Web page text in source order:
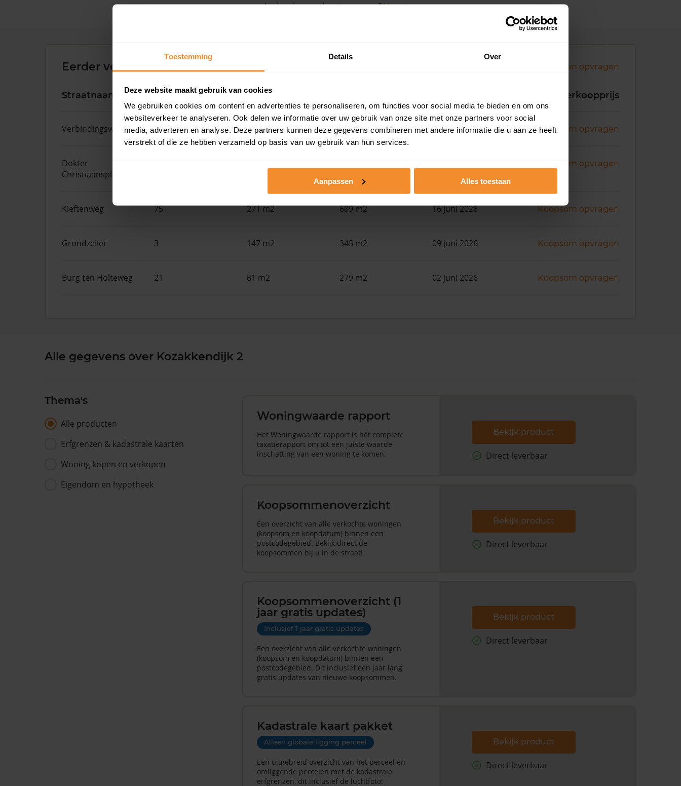
Toestemming Details Over
Deze website maakt gebruik van cookies
We gebruiken cookies om content en advertenties te personaliseren, om functies voor social media te bieden en om ons
websiteverkeer te analyseren. Ook delen we informatie over uw gebruik van onze site met onze partners voor social
media, adverteren en analyse. Deze partners kunnen deze gegevens combineren met andere informatie die u aan ze heeft
verstrekt of die ze hebben verzameld op basis van uw gebruik van hun services.
Aanpassen Alles toestaan
Andere kenmerken toevoegen?Voeg toe
Eerder verkochte woningen in de buurt Andere koopsommen opvragen
Straatnaam Huisnr. Woonoppervlak Verkoopprijs
Verbindingsweg 2 173 m2 671 m2 29 juni 2026 Koopsom opvragen
Dokter
Christiaansplein
Koopsom opvragen
Kieftenweg 75 271 m2 689 m2 16 juni 2026 Koopsom opvragen
Grondzeiler 3 147 m2 345 m2 09 juni 2026 Koopsom opvragen
Burg ten Holteweg 21 81 m2 279 m2 02 juni 2026 Koopsom opvragen
Alle gegevens over Kozakkendijk 2
Thema's
Alle producten
Erfgrenzen & kadastrale kaarten
Woning kopen en verkopen
Eigendom en hypotheek
Woningwaarde rapport
Het Woningwaarde rapport is hét complete
taxatierapport om tot een juiste waarde
inschatting van een woning te komen.
Bekijk product
Direct leverbaar
Koopsommenoverzicht
Een overzicht van alle verkochte woningen
(koopsom en koopdatum) binnen een
postcodegebied. Bekijk direct de
koopsommen bij u in de straat!
Bekijk product
Direct leverbaar
Koopsommenoverzicht (1
jaar gratis updates)
Inclusief 1 jaar gratis updates
Een overzicht van alle verkochte woningen
(koopsom en koopdatum) binnen een
postcodegebied. Dit inclusief een jaar lang
gratis updates van nieuwe koopsommen.
Bekijk product
Direct leverbaar
Kadastrale kaart pakket
Alleen globale ligging perceel
Een uitgebreid overzicht van het perceel en
omliggende percelen met de kadastrale
erfgrenzen, dit inclusief de luchtfoto!
Bekijk product
Direct leverbaar